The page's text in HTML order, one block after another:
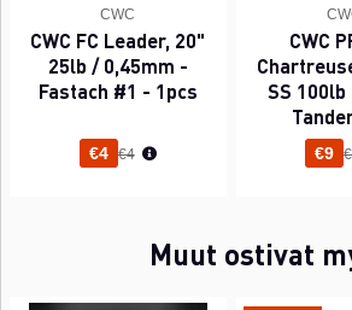
CWC
CWC FC Leader, 20"
25lb / 0,45mm -
Fastach #1 - 1pcs
€4 Normaali hinta
€4
CWC
SS
€9
Muut ostivat